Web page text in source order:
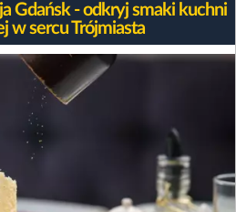
Gdańsk - odkryj smaki kuchni
w sercu Trójmiasta